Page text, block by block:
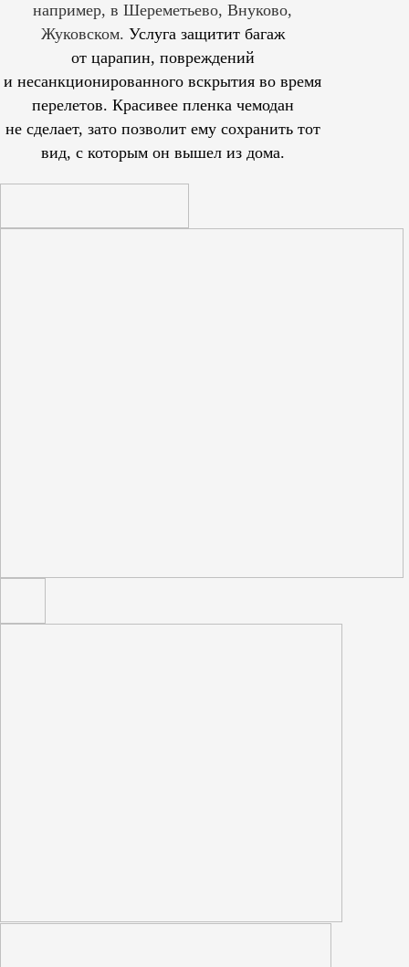
например, в Шереметьево, Внуково,
Жуковском. Услуга защитит багаж
от царапин, повреждений
и несанкционированного вскрытия во время
перелетов. Красивее пленка чемодан
не сделает, зато позволит ему сохранить тот
вид, с которым он вышел из дома.